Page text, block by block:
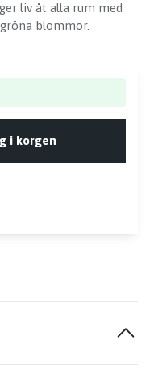
liv åt alla rum med
blommor.
i korgen